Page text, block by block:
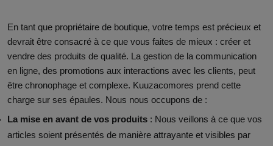
En tant que propriétaire de boutique, votre temps est précieux et
devrait être consacré à ce que vous faites de mieux : créer et
vendre des produits de qualité. La gestion de la communication
en ligne, des promotions aux interactions avec les clients, peut
être chronophage et complexe. Kuuzacomores prend cette
charge sur ses épaules. Nous nous occupons de :
La mise en avant de vos produits : Nous veillons à ce que vos
articles soient présentés de manière attrayante et visibles par